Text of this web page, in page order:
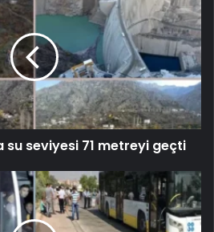
su seviyesi 71 metreyi geçti